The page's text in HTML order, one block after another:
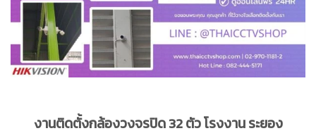
งานติดตั้งกล้องวงจรปิด 32 ตัว โรงงาน ระยอง